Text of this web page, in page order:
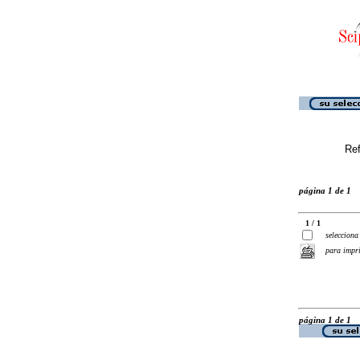
página 1 de 1
1 / 1
selecciona
para
página 1 de 1